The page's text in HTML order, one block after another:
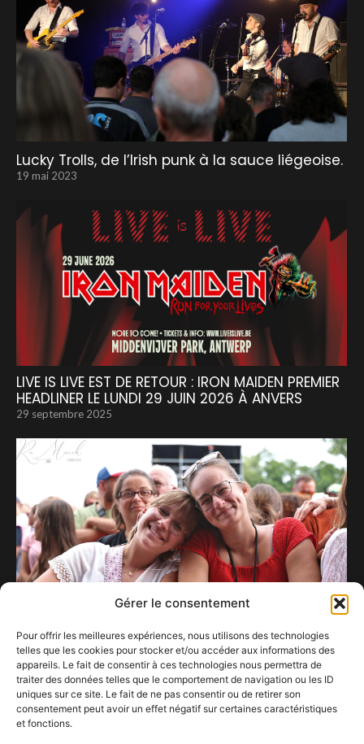
Gérer le consentement
Pour offrir les meilleures expériences, nous utilisons des technologies
telles que les cookies pour stocker et/ou accéder aux informations des
appareils. Le fait de consentir à ces technologies nous permettra de
traiter des données telles que le comportement de navigation ou les ID
uniques sur ce site. Le fait de ne pas consentir ou de retirer son
consentement peut avoir un effet négatif sur certaines caractéristiques
et fonctions.
Lucky Trolls, de l’Irish punk à la sauce liégeoise.
19 mai 2023
LIVE IS LIVE EST DE RETOUR : IRON MAIDEN PREMIER
HEADLINER LE LUNDI 29 JUIN 2026 À ANVERS
29 septembre 2025
Les Gens d’Ere, un festival humain.
2 août 2025